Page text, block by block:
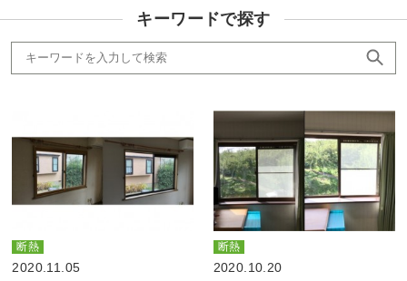
キーワードで探す
断熱
2020.11.05
断熱
2020.10.20